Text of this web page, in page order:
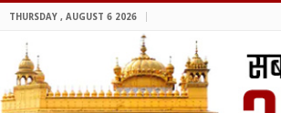
THURSDAY , AUGUST 6 2026